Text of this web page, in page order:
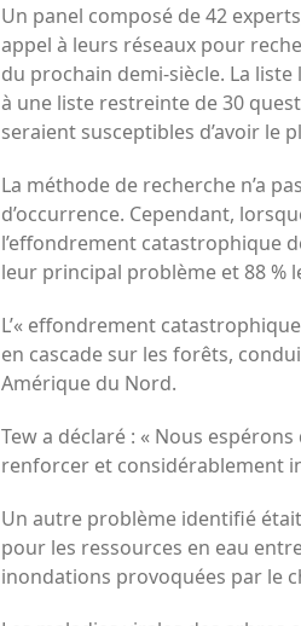
Un panel composé de 42
appel à leurs réseaux pour
du prochain demi-siècle. La
à une liste restreinte de 30
seraient susceptibles d’avoir le
La méthode de recherche n’a
d’occurrence. Cependant,
l’effondrement catastrophique
leur principal problème et 88 %
L’« effondrement
en cascade sur les forêts,
Amérique du Nord.
Tew a déclaré : « Nous
renforcer et considérablement
Un autre problème identifié
pour les ressources en eau
inondations provoquées par le